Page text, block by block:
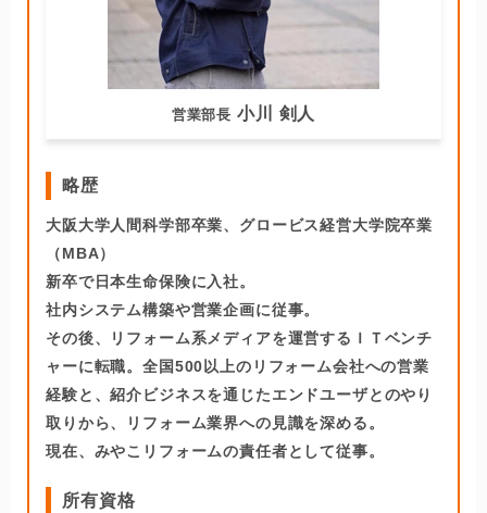
営業部長 小川 剣人
略歴
大阪大学人間科学部卒業、グロービス経営大学院卒業
（MBA）
新卒で日本生命保険に入社。
社内システム構築や営業企画に従事。
その後、リフォーム系メディアを運営するＩＴベンチ
ャーに転職。全国500以上のリフォーム会社への営業
経験と、紹介ビジネスを通じたエンドユーザとのやり
取りから、リフォーム業界への見識を深める。
現在、みやこリフォームの責任者として従事。
所有資格